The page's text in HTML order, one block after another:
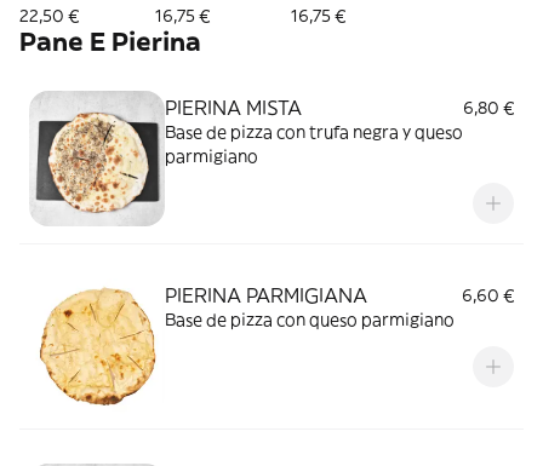
22,50 € 16,75 € 16,75 €
Pane E Pierina
PIERINA MISTA
6,80 €
Base de pizza con trufa negra y queso
parmigiano
PIERINA PARMIGIANA
6,60 €
Base de pizza con queso parmigiano